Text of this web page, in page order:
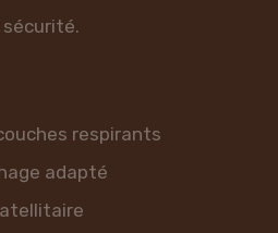
respirants
adapté